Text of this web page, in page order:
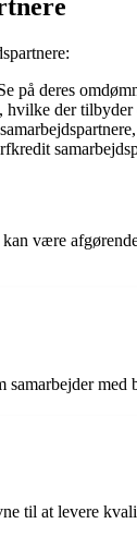
på deres
der
være
til at levere